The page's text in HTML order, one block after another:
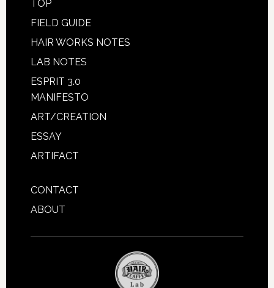
TOP
FIELD GUIDE
HAIR WORKS NOTES
LAB NOTES
ESPRIT 3.0
MANIFESTO
ART/CREATION
ESSAY
ARTIFACT
CONTACT
ABOUT